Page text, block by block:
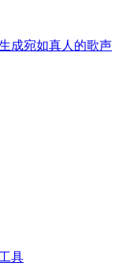
成宛如真人的歌声
具